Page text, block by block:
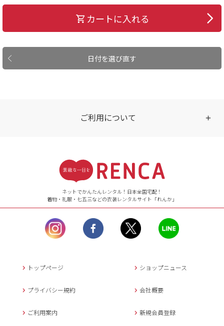
日付を選び直す
カートに入れる
ご利用について
【ご注文（インターネット）】
24時間年中無休
【お問い合わせ窓口（メー
ル）】10:00~17:00
土曜日、日曜日、臨
時休業日を除く。
営業時間外にいただ
返信させていただきま
年末年始、大型連休
ネットでかんたんレンタル！日本全国宅配！
着物・礼服・七五三などの衣装レンタルサイト「れんか」
トップページ ショップニュース
プライバシー規約 会社概要
ご利用案内 新規会員登録